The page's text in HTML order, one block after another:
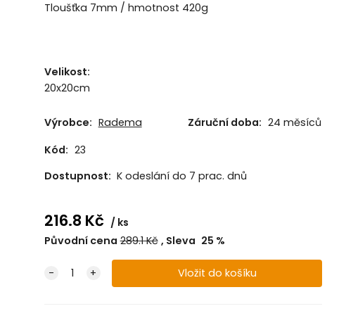
Tloušťka 7mm / hmotnost 420g
Velikost:
20x20cm
Výrobce: Radema Záruční doba: 24 měsíců
Kód: 23
Dostupnost: K odeslání do 7 prac. dnů
216.8 Kč
ks
Původní cena 289.1Kč Sleva 25 %